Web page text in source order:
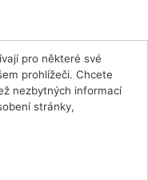
pro některé své
prohlížeči. Chcete
nezbytných informací
stránky,